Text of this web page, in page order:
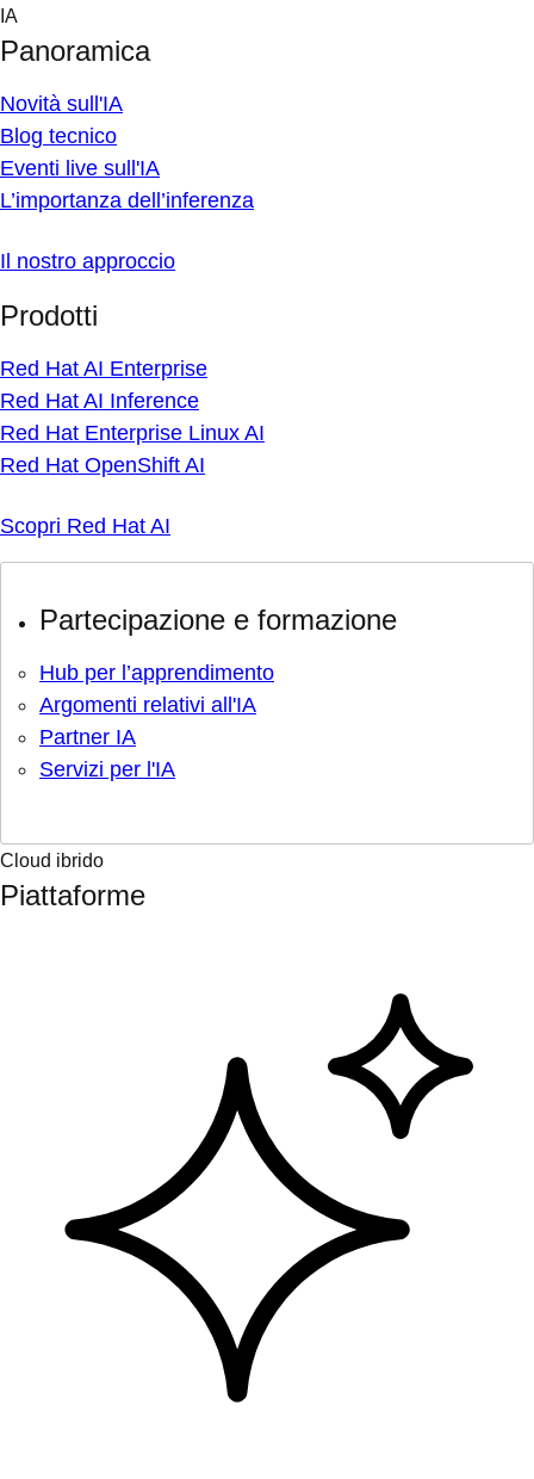
Skip
content
IA
Panoramica
Novità sull'IA
Blog tecnico
Eventi live sull'IA
L’importanza dell’inferenza
Il nostro approccio
Prodotti
Red Hat AI Enterprise
Red Hat AI Inference
Red Hat Enterprise Linux AI
Red Hat OpenShift AI
Scopri Red Hat AI
Partecipazione e formazione
Hub per l’apprendimento
Argomenti relativi all'IA
Partner IA
Servizi per l'IA
Cloud ibrido
Piattaforme